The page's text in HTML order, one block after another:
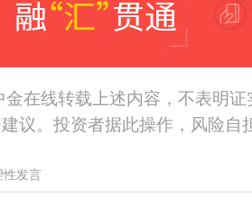
金在线转载上述内容，不表明
议。投资者据此操作，风险自
性发言